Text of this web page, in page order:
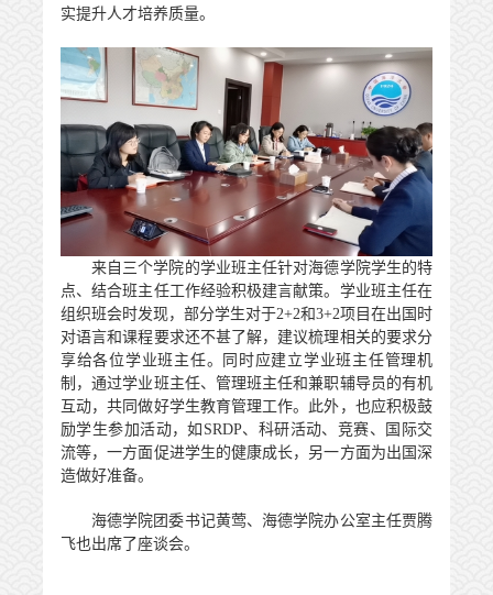
实提升人才培养质量。
来自三个学院的学业班主任针对海德学院学生的特
点、结合班主任工作经验积极建言献策。学业班主任在
组织班会时发现，部分学生对于2+2和3+2项目在出国时
对语言和课程要求还不甚了解，建议梳理相关的要求分
享给各位学业班主任。同时应建立学业班主任管理机
制，通过学业班主任、管理班主任和兼职辅导员的有机
互动，共同做好学生教育管理工作。此外，也应积极鼓
励学生参加活动，如 SRDP、科研活动、竞赛、国际交
流等，一方面促进学生的健康成长，另一方面为出国深
造做好准备。
海德学院团委书记黄莺、海德学院办公室主任贾腾
飞也出席了座谈会。